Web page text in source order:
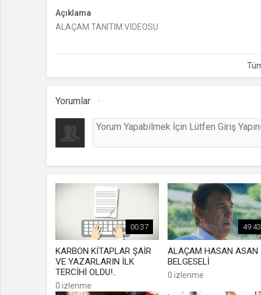
Açıklama
ALAÇAM TANITIM VİDEOSU
Yorumlar
00:37
KARBON KİTAPLAR ŞAİR
VE YAZARLARIN İLK
TERCİHİ OLDU!..
0 izlenme
49:43
ALAÇAM HASAN ASAN
BELGESELİ
0 izlenme